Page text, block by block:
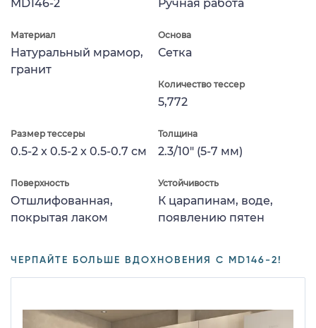
MD146-2 Ручная работа
Материал
Натуральный мрамор,
гранит
Основа
Сетка
Количество тессер
5,772
Размер тессеры
0.5-2 x 0.5-2 x 0.5-0.7 см
Толщина
2.3/10" (5-7 мм)
Поверхность
Отшлифованная,
покрытая лаком
Устойчивость
К царапинам, воде,
появлению пятен
ЧЕРПАЙТЕ БОЛЬШЕ ВДОХНОВЕНИЯ С MD146-2!